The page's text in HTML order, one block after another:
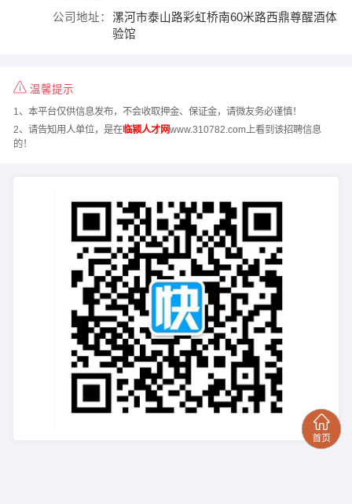
公司地址：
漯河市泰山路彩虹桥南60米路西鼎尊醒酒体
验馆
温馨提示
1、本平台仅供信息发布，不会收取押金、保证金，请微友务必谨慎！
2、请告知用人单位，是在临颍人才网www.310782.com上看到该招聘信息
的！